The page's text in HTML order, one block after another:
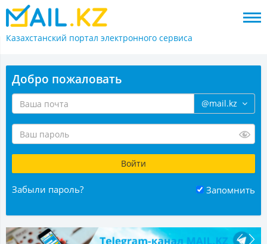
Казахстанский портал электронного сервиса
Добро пожаловать
@mail.kz
Забыли пароль? Запомнить